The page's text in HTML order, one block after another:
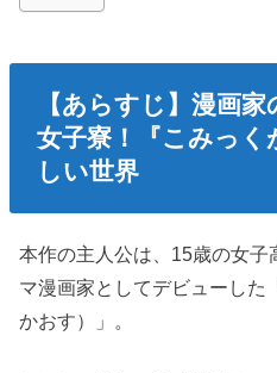
【あらすじ】漫画
女子寮！『こみっく
しい世界
本作の主人公は、15歳の女子
マ漫画家としてデビューした
かおす）」。